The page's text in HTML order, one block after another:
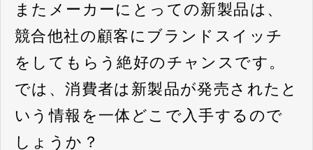
またメーカーにとっての新製品は、
競合他社の顧客にブランドスイッチ
をしてもらう絶好のチャンスです。
では、消費者は新製品が発売されたと
いう情報を一体どこで入手するので
しょうか？